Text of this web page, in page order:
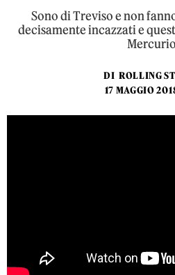
Sono di Treviso e non
decisamente incazzati e
DI ROLLING
17 MAGGIO